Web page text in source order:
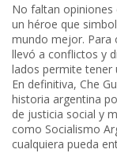
No faltan opiniones
un héroe que
mundo mejor. Para
llevó a conflictos y
lados permite tener
En definitiva, Che
historia argentina
de justicia social y
como Socialismo
cualquiera pueda